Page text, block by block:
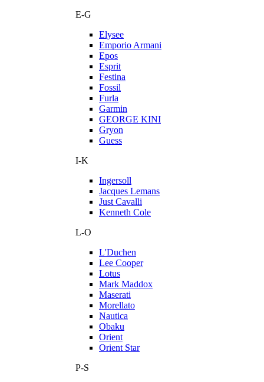
E-G
Elysee
Emporio Armani
Epos
Esprit
Festina
Fossil
Furla
Garmin
GEORGE KINI
Gryon
Guess
I-K
Ingersoll
Jacques Lemans
Just Cavalli
Kenneth Cole
L-O
L'Duchen
Lee Cooper
Lotus
Mark Maddox
Maserati
Morellato
Nautica
Obaku
Orient
Orient Star
P-S